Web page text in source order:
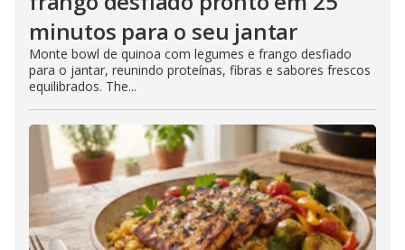
minutos para o seu jantar
Monte bowl de quinoa com legumes e frango desfiado
para o jantar, reunindo proteínas, fibras e sabores frescos
equilibrados. The...